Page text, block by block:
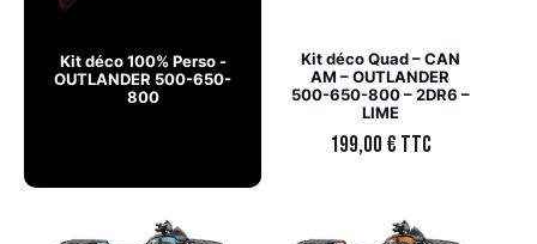
Kit déco 100% Perso -
OUTLANDER 500-650-
800
Kit déco Quad – CAN
AM – OUTLANDER
500-650-800 – 2DR6 –
LIME
199,00€ TTC